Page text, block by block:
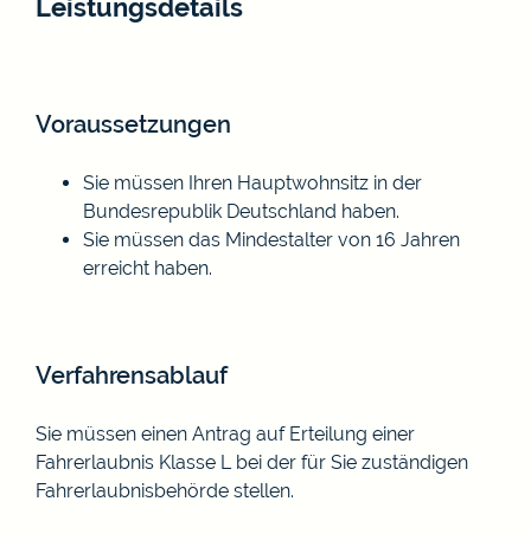
Leistungsdetails
Voraussetzungen
Sie müssen Ihren Hauptwohnsitz in der
Bundesrepublik Deutschland haben.
Sie müssen das Mindestalter von 16 Jahren
erreicht haben.
Verfahrensablauf
Sie müssen einen Antrag auf Erteilung einer
Fahrerlaubnis Klasse L bei der für Sie zuständigen
Fahrerlaubnisbehörde stellen.